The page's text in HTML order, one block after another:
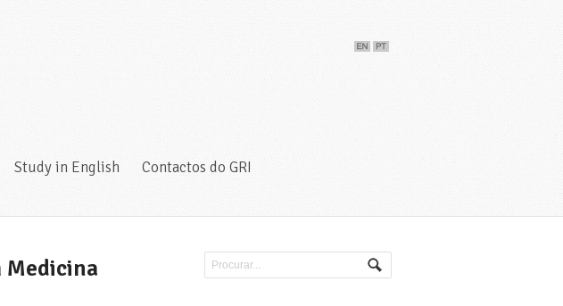
Study in English Contactos do GRI